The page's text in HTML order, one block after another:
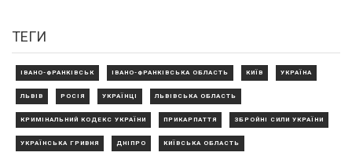
ТЕГИ
ІВАНО-ФРАНКІВСЬК ІВАНО-ФРАНКІВСЬКА ОБЛАСТЬ КИЇВ УКРАЇНА
ЛЬВІВ РОСІЯ УКРАЇНЦІ ЛЬВІВСЬКА ОБЛАСТЬ
КРИМІНАЛЬНИЙ КОДЕКС УКРАЇНИ ПРИКАРПАТТЯ ЗБРОЙНІ СИЛИ УКРАЇНИ
УКРАЇНСЬКА ГРИВНЯ ДНІПРО КИЇВСЬКА ОБЛАСТЬ